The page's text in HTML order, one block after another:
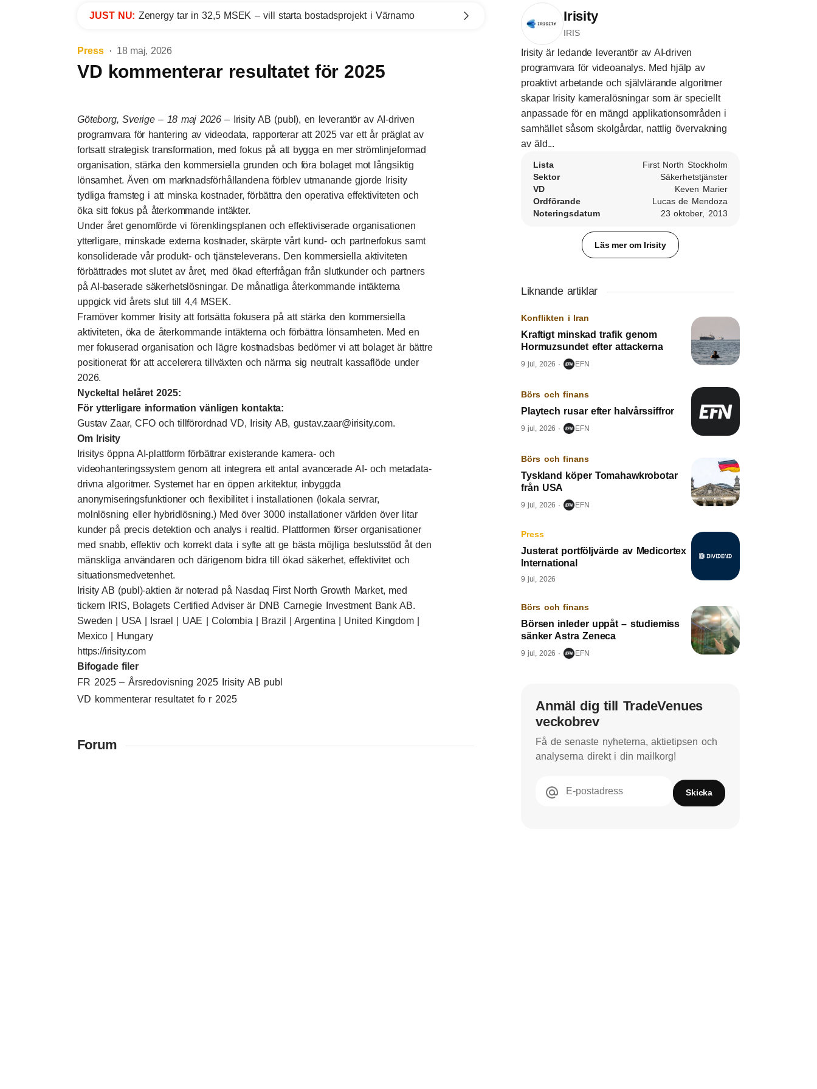
JUST NU: Zenergy tar in 32,5 MSEK – vill starta bostadsprojekt i Värnamo
Press 18 maj, 2026
VD kommenterar resultatet för 2025
Göteborg, Sverige – 18 maj 2026 – Irisity AB (publ), en leverantör av AI-driven
programvara för hantering av videodata, rapporterar att 2025 var ett år präglat av
fortsatt strategisk transformation, med fokus på att bygga en mer strömlinjeformad
organisation, stärka den kommersiella grunden och föra bolaget mot långsiktig
lönsamhet. Även om marknadsförhållandena förblev utmanande gjorde Irisity
tydliga framsteg i att minska kostnader, förbättra den operativa effektiviteten och
öka sitt fokus på återkommande intäkter.
Under året genomförde vi förenklingsplanen och effektiviserade organisationen
ytterligare, minskade externa kostnader, skärpte vårt kund- och partnerfokus samt
konsoliderade vår produkt- och tjänsteleverans. Den kommersiella aktiviteten
förbättrades mot slutet av året, med ökad efterfrågan från slutkunder och partners
på AI-baserade säkerhetslösningar. De månatliga återkommande intäkterna
uppgick vid årets slut till 4,4 MSEK.
Framöver kommer Irisity att fortsätta fokusera på att stärka den kommersiella
aktiviteten, öka de återkommande intäkterna och förbättra lönsamheten. Med en
mer fokuserad organisation och lägre kostnadsbas bedömer vi att bolaget är bättre
positionerat för att accelerera tillväxten och närma sig neutralt kassaflöde under
2026.
Nyckeltal helåret 2025:
För ytterligare information vänligen kontakta:
Gustav Zaar, CFO och tillförordnad VD, Irisity AB, gustav.zaar@irisity.com.
Om Irisity
Irisitys öppna AI-plattform förbättrar existerande kamera- och
videohanteringssystem genom att integrera ett antal avancerade AI- och metadata-
drivna algoritmer. Systemet har en öppen arkitektur, inbyggda
anonymiseringsfunktioner och flexibilitet i installationen (lokala servrar,
molnlösning eller hybridlösning.) Med över 3000 installationer världen över litar
kunder på precis detektion och analys i realtid. Plattformen förser organisationer
med snabb, effektiv och korrekt data i syfte att ge bästa möjliga beslutsstöd åt den
mänskliga användaren och därigenom bidra till ökad säkerhet, effektivitet och
situationsmedvetenhet.
Irisity AB (publ)-aktien är noterad på Nasdaq First North Growth Market, med
tickern IRIS, Bolagets Certified Adviser är DNB Carnegie Investment Bank AB.
Sweden | USA | Israel | UAE | Colombia | Brazil | Argentina | United Kingdom |
Mexico | Hungary
https://irisity.com
Bifogade filer
FR 2025 – Årsredovisning 2025 Irisity AB publ
VD kommenterar resultatet fo r 2025
Forum
Irisity
IRIS
Irisity är ledande leverantör av AI-driven
programvara för videoanalys. Med hjälp av
proaktivt arbetande och självlärande algoritmer
skapar Irisity kameralösningar som är speciellt
anpassade för en mängd applikationsområden i
samhället såsom skolgårdar, nattlig övervakning
av äld...
Lista
First North Stockholm
Sektor
Säkerhetstjänster
VD
Keven Marier
Ordförande
Lucas de Mendoza
Noteringsdatum
23 oktober, 2013
Läs mer om Irisity
Liknande artiklar
Konflikten i Iran
Kraftigt minskad trafik genom
Hormuzsundet efter attackerna
9 jul, 2026 EFN
Börs och finans
Playtech rusar efter halvårssiffror
9 jul, 2026 EFN
Börs och finans
Tyskland köper Tomahawkrobotar
från USA
9 jul, 2026 EFN
Press
Justerat portföljvärde av Medicortex
International
9 jul, 2026
Börs och finans
Börsen inleder uppåt – studiemiss
sänker Astra Zeneca
9 jul, 2026 EFN
Anmäl dig till TradeVenues
veckobrev
Få de senaste nyheterna, aktietipsen och
analyserna direkt i din mailkorg!
E-postadress Skicka